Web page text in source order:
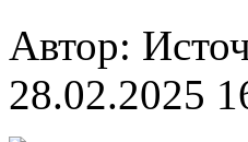
Автор:
28.02.2025